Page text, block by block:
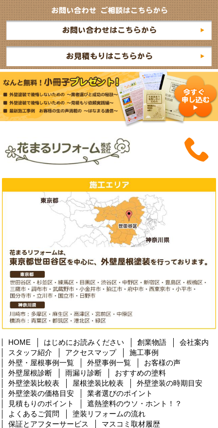
HOME はじめにお読みください 創業物語
会社案内
スタッフ紹介
アクセスマップ
施工事例
外壁・屋根事例一覧
外壁事例一覧
お客様の声
外壁屋根診断
雨漏り診断
おすすめの塗料
外壁塗装比較表
屋根塗装比較表
外壁塗装の時期目安
外壁塗装の価格目安
業者選びのポイント
見積もりのポイント
遮熱塗料のウソ・ホント！？
よくあるご質問
塗装リフォームの流れ
保証とアフターサービス
マスコミ取材履歴